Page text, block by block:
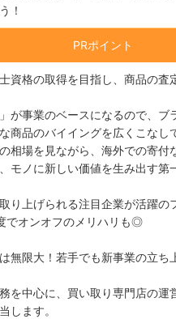
！
PRポイント
資格の取得を目指し、商品の査
」が事業のベースになるので、ブ
商品のバイイングを広くこなし
相場を見ながら、海外での寄付
モノに新しい価値を生み出す第
り上げられる注目企業が活躍の
でオンオフのメリハリも◎
は無限大！若手でも新事業の立ち
を中心に、買い取り専門店の運
します。